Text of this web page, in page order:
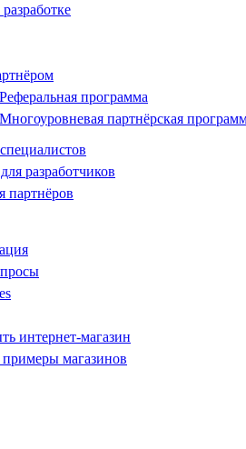
Реферальная программа
Многоуровневая партнёрская
разработчиков
партнёров
интернет-магазин
магазинов